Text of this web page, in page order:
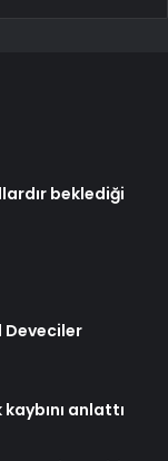
beklediği
Deveciler
anlattı